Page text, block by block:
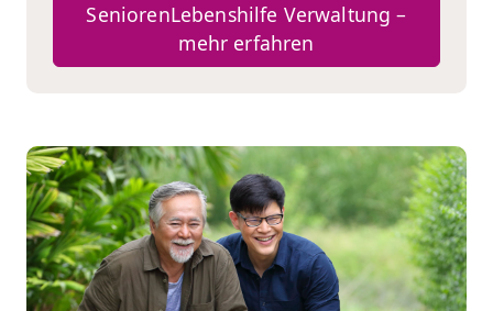
SeniorenLebenshilfe Verwaltung –
mehr erfahren